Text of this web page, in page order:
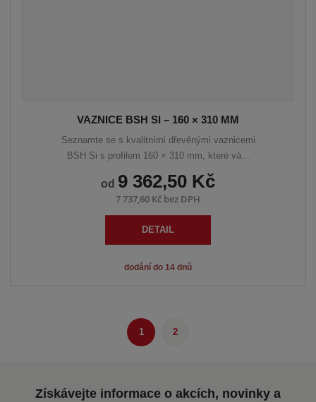
VAZNICE BSH SI – 160 × 310 MM
od 9 362,50 Kč
7 737,60 Kč bez DPH
DETAIL
dodání do 14 dnů
Seznamte se s kvalitními dřevěnými vaznicemi
BSH Si s profilem 160 × 310 mm, které vá...
1 2
Získávejte informace o akcích, novinky a